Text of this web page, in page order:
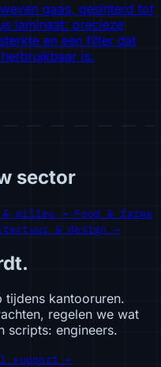
gaas, gesinterd tot
laminaat: precieze
en een filter dat
is.
sector
& milieu → Food & farma
& design →
tijdens kantooruren.
regelen we wat
scripts: engineers.
support →